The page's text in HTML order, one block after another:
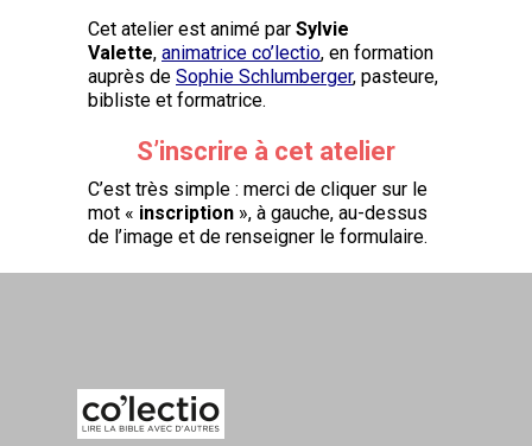
Cet atelier est animé par Sylvie
Valette, animatrice co’lectio, en formation
auprès de Sophie Schlumberger, pasteure,
bibliste et formatrice.
S’inscrire à cet atelier
C’est très simple : merci de cliquer sur le
mot « inscription », à gauche, au-dessus
de l’image et de renseigner le formulaire.